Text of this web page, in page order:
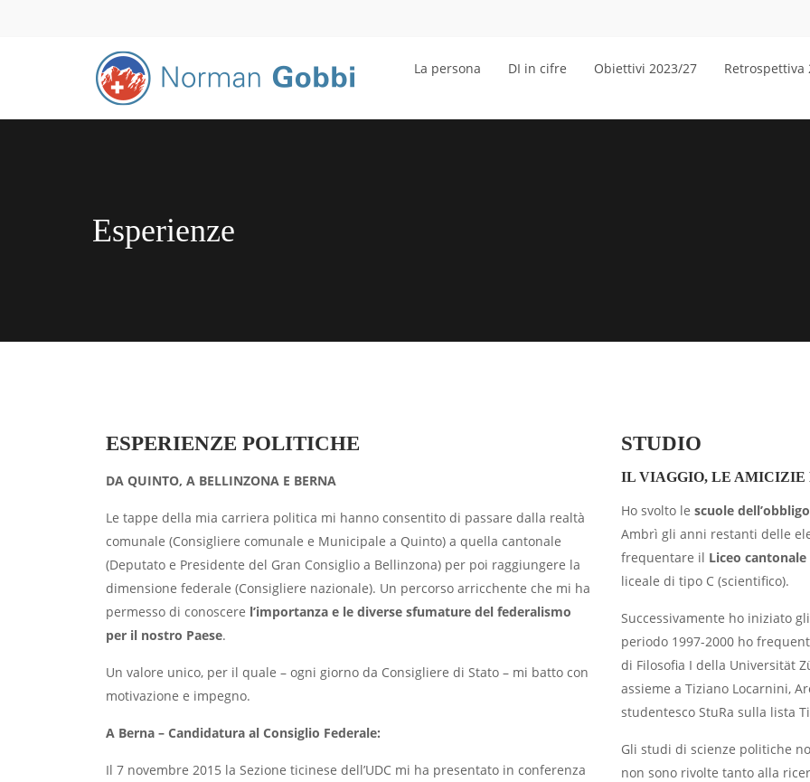
La persona DI in cifre Obiettivi 2023/27 Retrospettiva
Esperienze
ESPERIENZE POLITICHE
DA QUINTO, A BELLINZONA E BERNA
Le tappe della mia carriera politica mi hanno consentito di passare dalla realtà
comunale (Consigliere comunale e Municipale a Quinto) a quella cantonale
(Deputato e Presidente del Gran Consiglio a Bellinzona) per poi raggiungere la
dimensione federale (Consigliere nazionale). Un percorso arricchente che mi ha
permesso di conoscere l’importanza e le diverse sfumature del federalismo
per il nostro Paese.
Un valore unico, per il quale – ogni giorno da Consigliere di Stato – mi batto con
motivazione e impegno.
A Berna – Candidatura al Consiglio Federale:
Il 7 novembre 2015 la Sezione ticinese dell’UDC mi ha presentato in conferenza
STUDIO
IL VIAGGIO, LE AMICIZIE
Ho svolto le scuole dell’obbligo
Ambrì gli anni restanti delle
frequentare il Liceo cantonale
liceale di tipo C (scientifico).
Successivamente ho iniziato
periodo 1997-2000 ho
di Filosofia I della Universität
assieme a Tiziano Locarnini,
studentesco StuRa sulla lista
Gli studi di scienze politiche
non sono rivolte tanto alla